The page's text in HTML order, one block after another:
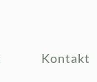
Kontakt